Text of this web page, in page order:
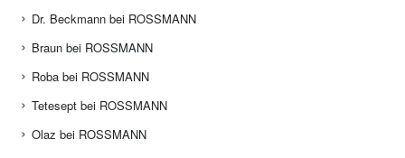
Dr. Beckmann bei ROSSMANN
Braun bei ROSSMANN
Roba bei ROSSMANN
Tetesept bei ROSSMANN
Olaz bei ROSSMANN